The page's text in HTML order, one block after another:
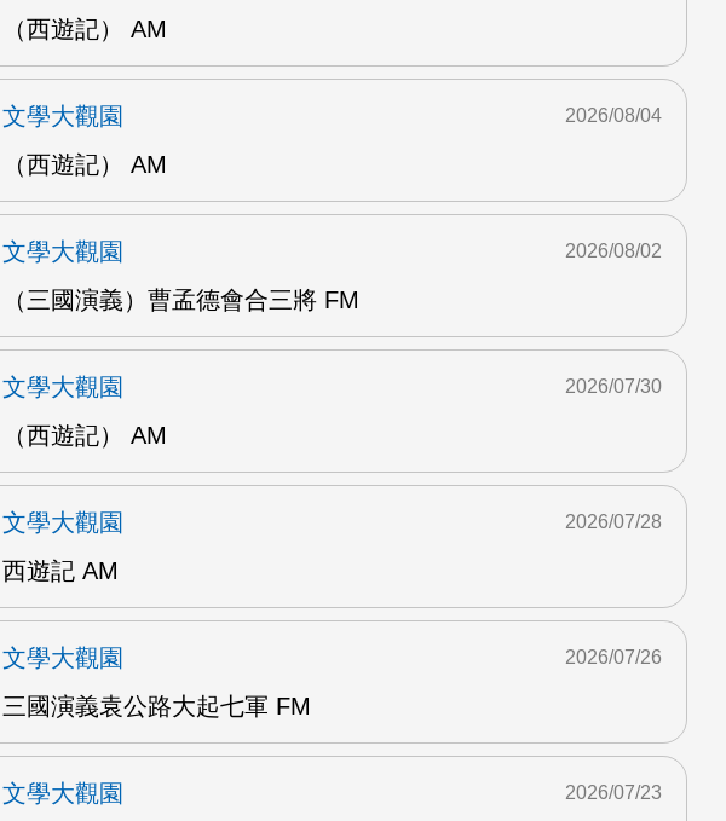
（西遊記） AM
文學大觀園
（西遊記） AM
2026/08/04
文學大觀園
（三國演義）曹孟德會合三將 FM
2026/08/02
文學大觀園
（西遊記） AM
2026/07/30
文學大觀園
西遊記 AM
2026/07/28
文學大觀園
三國演義袁公路大起七軍 FM
2026/07/26
文學大觀園
2026/07/23